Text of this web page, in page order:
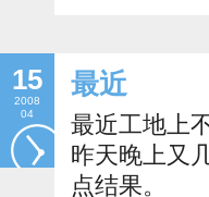
15
2008
04
最近
最近工地上
昨天晚上又
点结果。